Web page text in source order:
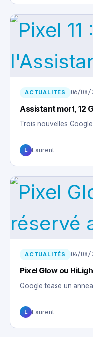
ACTUALITÉS 06/08/
Assistant mort, 12
Trois nouvelles
L Laurent
ACTUALITÉS 04/08/
Pixel Glow ou
Google tease un
L Laurent